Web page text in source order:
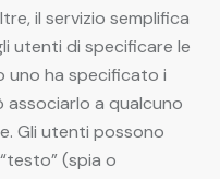
il servizio semplifica
utenti di specificare le
uno ha specificato i
associarlo a qualcuno
Gli utenti possono
(spia o